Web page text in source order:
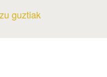
guztiak